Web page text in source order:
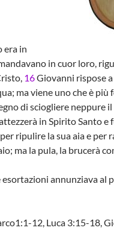
era in
in cuor loro,
16Giovanni rispose
ma viene uno che è più
di sciogliere neppure il
in Spirito Santo e
ripulire la sua aia e per
ma la pula, la brucerà
annunziava al
12, Luca 3:15-18,